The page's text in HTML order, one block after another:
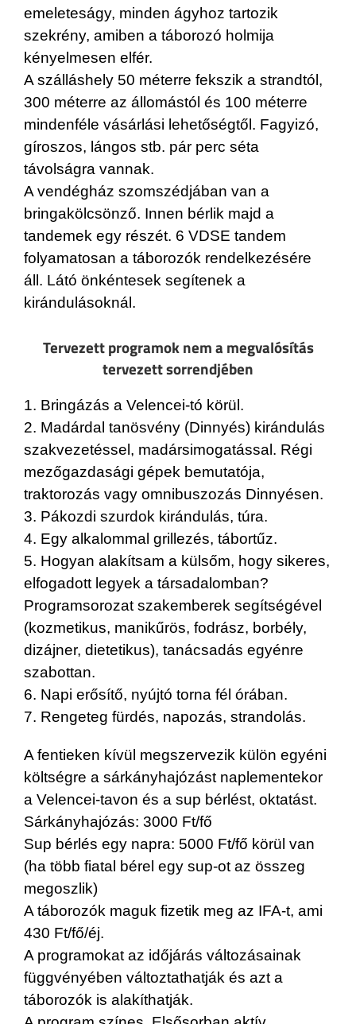
emeleteságy, minden ágyhoz tartozik
szekrény, amiben a táborozó holmija
kényelmesen elfér.
A szálláshely 50 méterre fekszik a strandtól,
300 méterre az állomástól és 100 méterre
mindenféle vásárlási lehetőségtől. Fagyizó,
gíroszos, lángos stb. pár perc séta
távolságra vannak.
A vendégház szomszédjában van a
bringakölcsönző. Innen bérlik majd a
tandemek egy részét. 6 VDSE tandem
folyamatosan a táborozók rendelkezésére
áll. Látó önkéntesek segítenek a
kirándulásoknál.
Tervezett programok nem a megvalósítás
tervezett sorrendjében
1. Bringázás a Velencei-tó körül.
2. Madárdal tanösvény (Dinnyés) kirándulás
szakvezetéssel, madársimogatással. Régi
mezőgazdasági gépek bemutatója,
traktorozás vagy omnibuszozás Dinnyésen.
3. Pákozdi szurdok kirándulás, túra.
4. Egy alkalommal grillezés, tábortűz.
5. Hogyan alakítsam a külsőm, hogy sikeres,
elfogadott legyek a társadalomban?
Programsorozat szakemberek segítségével
(kozmetikus, manikűrös, fodrász, borbély,
dizájner, dietetikus), tanácsadás egyénre
szabottan.
6. Napi erősítő, nyújtó torna fél órában.
7. Rengeteg fürdés, napozás, strandolás.
A fentieken kívül megszervezik külön egyéni
költségre a sárkányhajózást naplementekor
a Velencei-tavon és a sup bérlést, oktatást.
Sárkányhajózás: 3000 Ft/fő
Sup bérlés egy napra: 5000 Ft/fő körül van
(ha több fiatal bérel egy sup-ot az összeg
megoszlik)
A táborozók maguk fizetik meg az IFA-t, ami
430 Ft/fő/éj.
A programokat az időjárás változásainak
függvényében változtathatják és azt a
táborozók is alakíthatják.